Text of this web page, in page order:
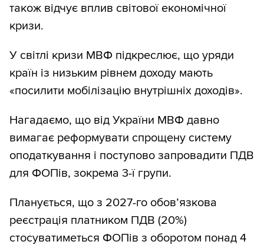
також відчує вплив світової економічної
кризи.
У світлі кризи МВФ підкреслює, що уряди
країн із низьким рівнем доходу мають
«посилити мобілізацію внутрішніх доходів».
Нагадаємо, що від України МВФ давно
вимагає реформувати спрощену систему
оподаткування і поступово запровадити ПДВ
для ФОПів, зокрема 3-ї групи.
Планується, що з 2027-го обов’язкова
реєстрація платником ПДВ (20%)
стосуватиметься ФОПів з оборотом понад 4